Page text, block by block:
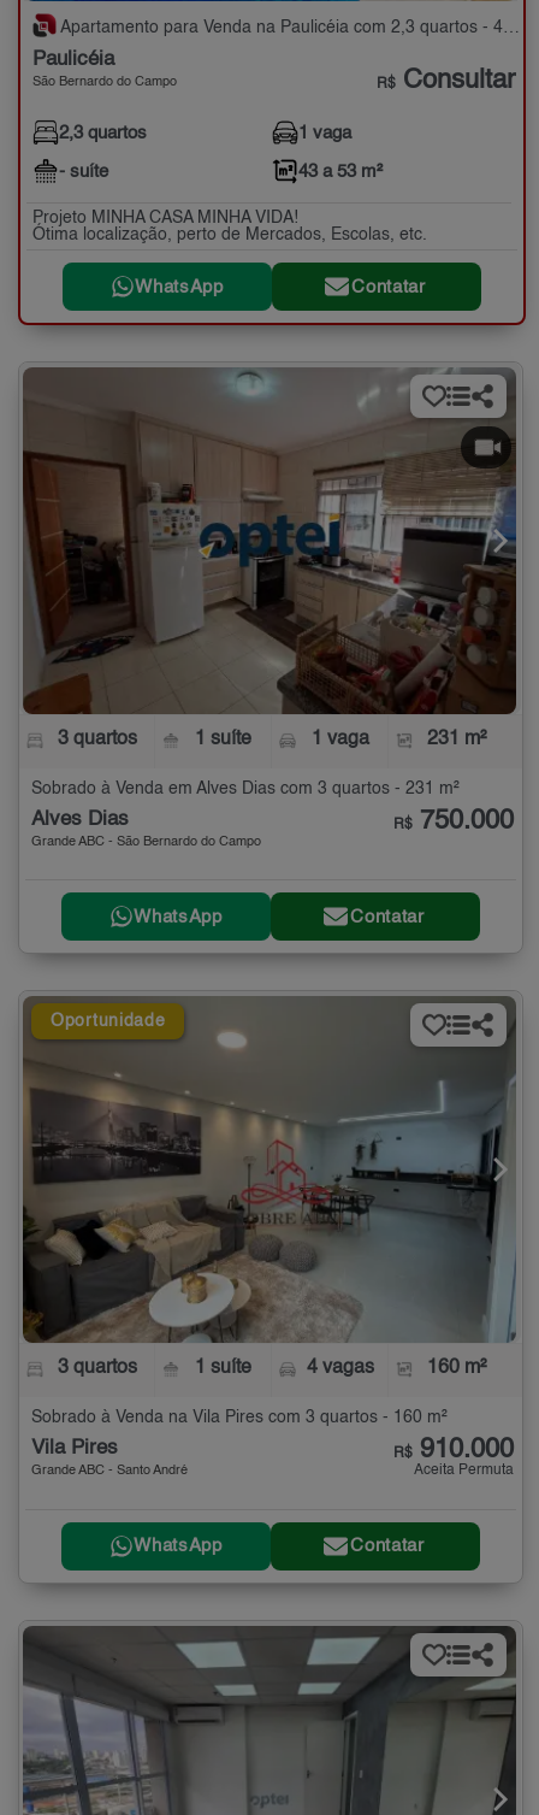
Apartamento para Venda na Paulicéia com 2,3 quartos - 43 a 53 m²
Paulicéia
São Bernardo do Campo R$ Consultar
2,3 quartos
- suíte
1 vaga
43 a 53 m²
Projeto MINHA CASA MINHA VIDA!
Ótima localização, perto de Mercados, Escolas, etc.
WhatsApp Contatar
3 quartos 1 suíte 1 vaga 231 m²
Sobrado à Venda em Alves Dias com 3 quartos - 231 m²
Alves Dias
Grande ABC - São Bernardo do Campo
R$ 750.000
WhatsApp Contatar
Oportunidade
3 quartos 1 suíte 4 vagas 160 m²
Sobrado à Venda na Vila Pires com 3 quartos - 160 m²
Vila Pires
Grande ABC - Santo André
R$ 910.000
Aceita Permuta
WhatsApp Contatar